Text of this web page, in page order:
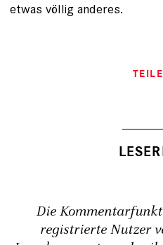
etwas völlig anderes.
Die
registrierte Nutzer